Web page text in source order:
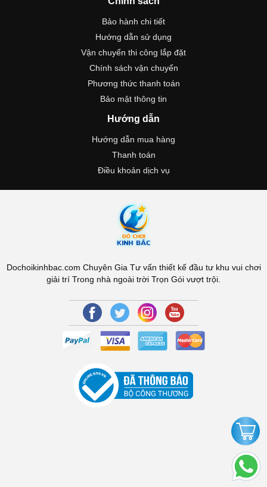
Bảo hành chi tiết
Hướng dẫn sử dụng
Vận chuyển thi công lắp đặt
Chính sách vận chuyển
Phương thức thanh toán
Bảo mật thông tin
Hướng dẫn
Hướng dẫn mua hàng
Thanh toán
Điều khoản dịch vụ
Dochoikinhbac.com Chuyên Gia Tư vấn thiết kế đầu tư khu vui chơi
giải trí Trong nhà ngoài trời Trọn Gói vượt trội.